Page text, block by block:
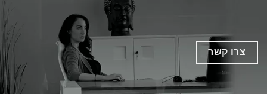
צרו קשר